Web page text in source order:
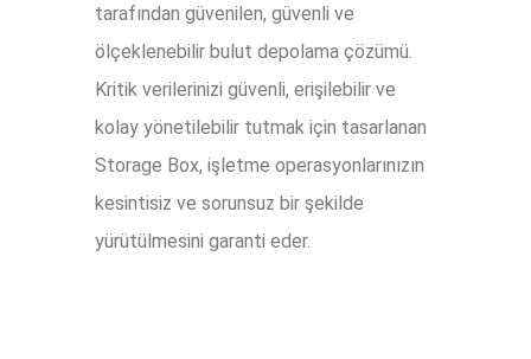
tarafından güvenilen, güvenli ve
ölçeklenebilir bulut depolama çözümü.
Kritik verilerinizi güvenli, erişilebilir ve
kolay yönetilebilir tutmak için tasarlanan
Storage Box, işletme operasyonlarınızın
kesintisiz ve sorunsuz bir şekilde
yürütülmesini garanti eder.